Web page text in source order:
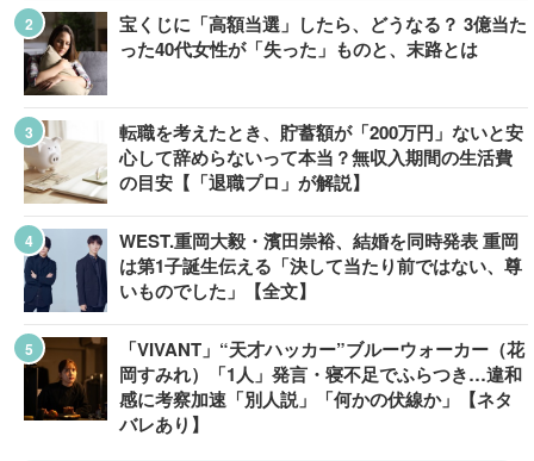
宝くじに「高額当選」したら、どうなる？ 3億当た
った40代女性が「失った」ものと、末路とは
転職を考えたとき、貯蓄額が「200万円」ないと安
心して辞めらないって本当？無収入期間の生活費
の目安【「退職プロ」が解説】
WEST.重岡大毅・濱田崇裕、結婚を同時発表 重岡
は第1子誕生伝える「決して当たり前ではない、尊
いものでした」【全文】
「VIVANT」“天才ハッカー”ブルーウォーカー（花
岡すみれ）「1人」発言・寝不足でふらつき…違和
感に考察加速「別人説」「何かの伏線か」【ネタ
バレあり】